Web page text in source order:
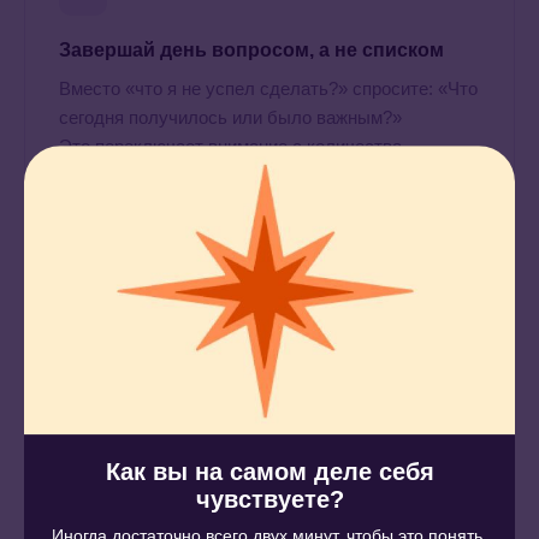
Завершай день вопросом, а не списком
Вместо «что я не успел сделать?» спросите: «Что
сегодня получилось или было важным?»
Это переключает внимание с количества
на смысл, снижает фоновую тревогу
и поддерживает удовлетворённость собой —
что напрямую влияет на мотивацию следующего
Как войти в состояние потока
Поток — это состояние полного погружения в задачу,
когда работа идёт легко и время летит незаметно. Его
нельзя вызвать усилием воли, но можно создать
Как вы на самом деле себя
чувствуете?